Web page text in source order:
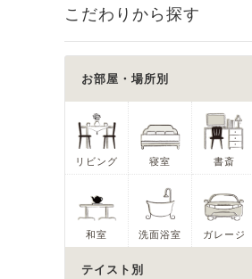
こだわりから探す
お部屋・場所別
リビング 寝室 書斎
和室 洗面浴室 ガレージ
テイスト別